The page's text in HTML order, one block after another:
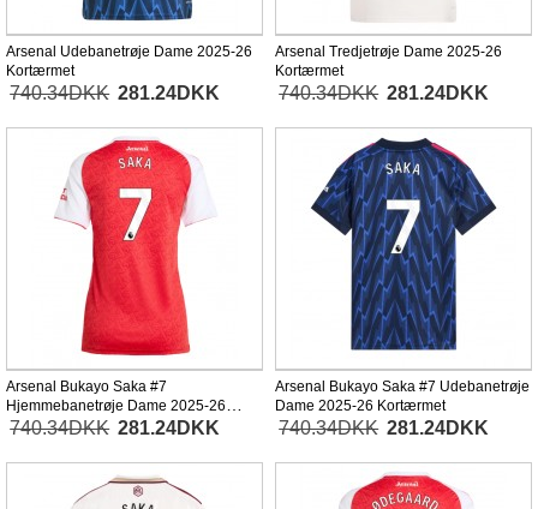
Arsenal Udebanetrøje Dame 2025-26
Kortærmet
740.34DKK 281.24DKK
Arsenal Tredjetrøje Dame 2025-26
Kortærmet
740.34DKK 281.24DKK
Arsenal Bukayo Saka #7
Hjemmebanetrøje Dame 2025-26
Kortærmet
740.34DKK 281.24DKK
Arsenal Bukayo Saka #7 Udebanetrøje
Dame 2025-26 Kortærmet
740.34DKK 281.24DKK